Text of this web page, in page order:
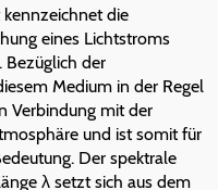
die
eines Lichtstroms
Bezüglich der
Medium in der Regel
Verbindung mit der
und ist somit für
Der spektrale
λ setzt sich aus dem